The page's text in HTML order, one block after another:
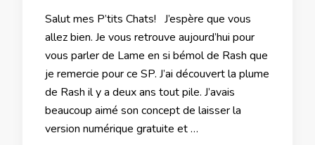
Salut mes P’tits Chats! J’espère que vous
allez bien. Je vous retrouve aujourd’hui pour
vous parler de Lame en si bémol de Rash que
je remercie pour ce SP. J’ai découvert la plume
de Rash il y a deux ans tout pile. J’avais
beaucoup aimé son concept de laisser la
version numérique gratuite et …